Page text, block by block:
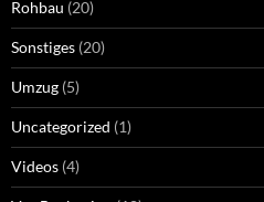
Rohbau (20)
Sonstiges (20)
Umzug (5)
Uncategorized (1)
Videos (4)